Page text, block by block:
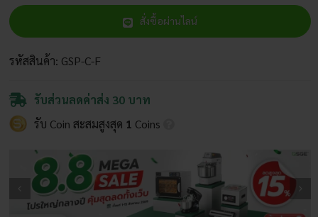
ทาง
ทาง
สำหรับ
ค้ำ
ขนาด
Ø16
มม.
ชิ้น
สั่งซื้อผ่านไลน์
รหัสสินค้า: GSP-C-F
รับส่วนลดค่าส่ง 30 บาท
รับ Coin สะสมสูงสุด 1 Coins